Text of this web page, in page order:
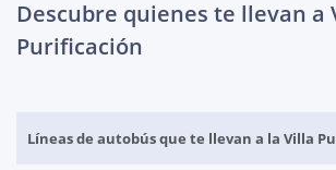
Descubre quienes te llevan a
Purificación
Líneas de autobús que te llevan a la Villa